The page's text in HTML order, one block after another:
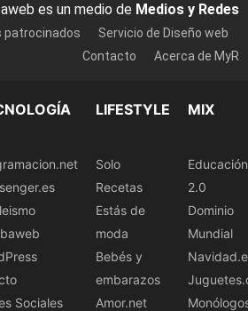
es un medio de Medios y Redes
patrocinados
Servicio de Diseño web
Contacto
Acerca de MyR
Sociales
LIFESTYLE
Solo
Recetas
Estás de
moda
Bebés y
embarazos
Amor.net
MIX
Educación
2.0
Dominio
Mundial